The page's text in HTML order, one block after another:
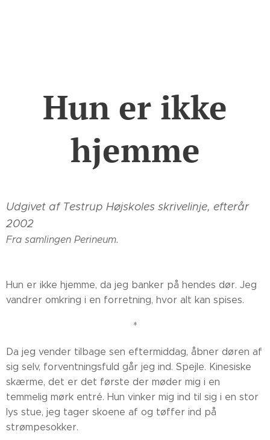
Hun er ikke
hjemme
Udgivet af Testrup Højskoles skrivelinje, efterår
2002
Fra samlingen Perineum.
Hun er ikke hjemme, da jeg banker på hendes dør. Jeg
vandrer omkring i en forretning, hvor alt kan spises.
*
Da jeg vender tilbage sen eftermiddag, åbner døren af
sig selv, forventningsfuld går jeg ind. Spejle. Kinesiske
skærme, det er det første der møder mig i en
temmelig mørk entré. Hun vinker mig ind til sig i en stor
lys stue, jeg tager skoene af og tøffer ind på
strømpesokker.